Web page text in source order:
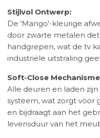
Stijlvol Ontwerp:
De 'Mango'-kleurige
door zwarte metalen
handgrepen, wat de tv
industriële uitstraling
Soft-Close
Alle deuren en laden
systeem, wat zorgt voor
en bijdraagt aan het
levensduur van het